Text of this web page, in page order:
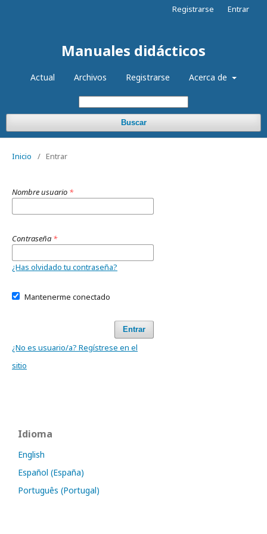
Manuales didácticos
Actual Archivos Registrarse Acerca de
Buscar
Registrarse Entrar
Inicio / Entrar
Nombre usuario *
Contraseña *
¿Has olvidado tu contraseña?
Mantenerme conectado
Entrar
¿No es usuario/a? Regístrese en el
sitio
Idioma
English
Español (España)
Português (Portugal)